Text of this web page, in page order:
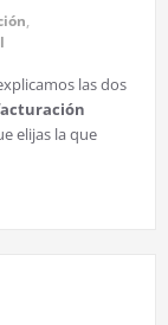
,
las dos
elijas la que